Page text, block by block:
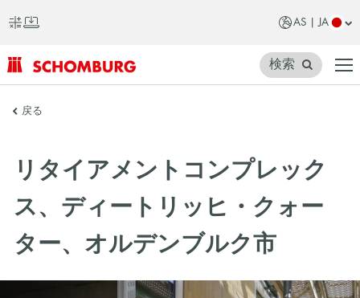
AS | JA
SCHOMBURG
ジ
ア
検索
戻る
リタイアメントコンプレック
ス、ディートリッヒ・クォー
ター、オルデンブルク市